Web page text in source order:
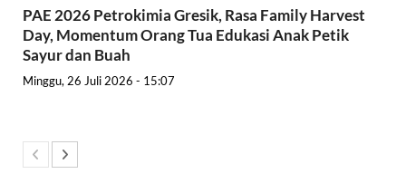
PAE 2026 Petrokimia Gresik, Rasa Family Harvest
Day, Momentum Orang Tua Edukasi Anak Petik
Sayur dan Buah
Minggu, 26 Juli 2026 - 15:07